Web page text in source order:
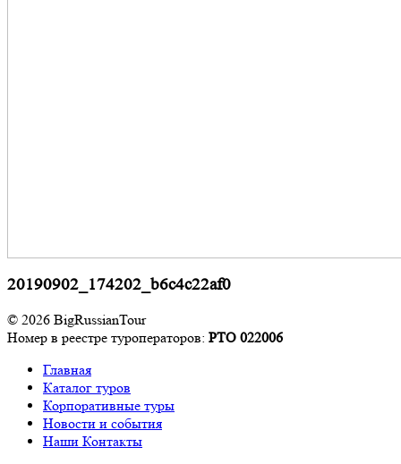
20190902_174202_b6c4c22af0
© 2026 BigRussianTour
Номер в реестре туроператоров: РТО 022006
Главная
Каталог туров
Корпоративные туры
Новости и события
Наши Контакты